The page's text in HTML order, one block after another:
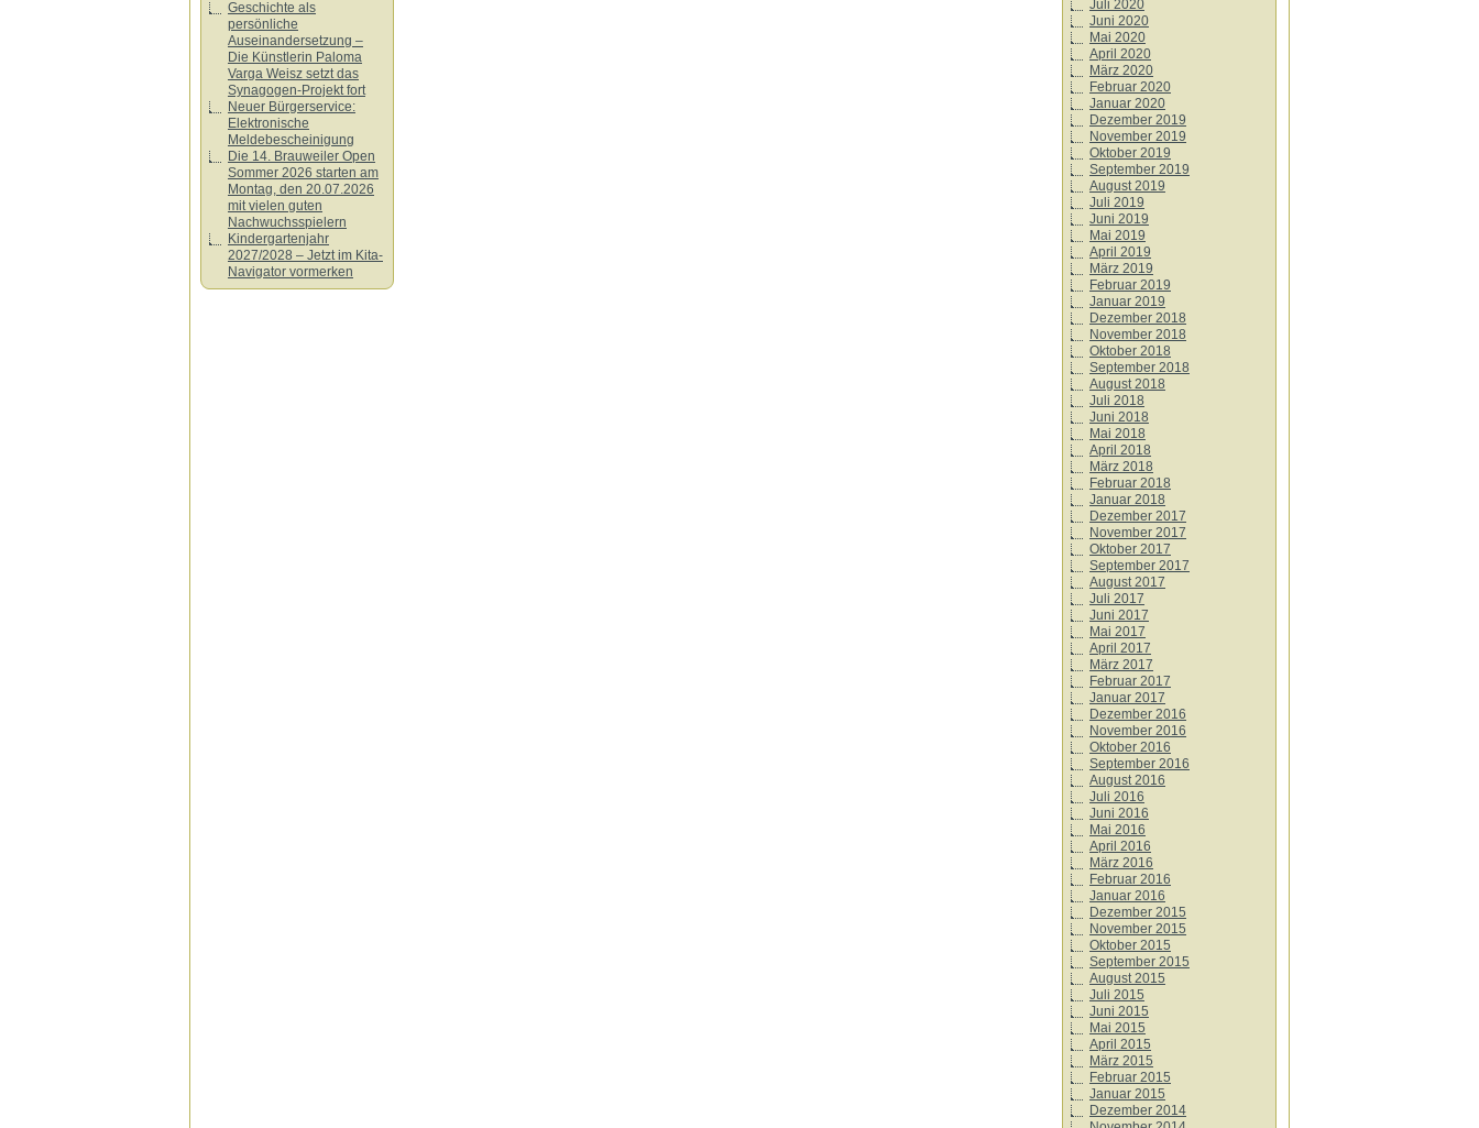
Geschichte als
persönliche
Auseinandersetzung –
Die Künstlerin Paloma
Varga Weisz setzt das
Synagogen-Projekt fort
Neuer Bürgerservice:
Elektronische
Meldebescheinigung
Die 14. Brauweiler Open
Sommer 2026 starten am
Montag, den 20.07.2026
mit vielen guten
Nachwuchsspielern
Kindergartenjahr
2027/2028 – Jetzt im Kita-
Navigator vormerken
Juli 2020
Juni 2020
Mai 2020
April 2020
März 2020
Februar 2020
Januar 2020
Dezember 2019
November 2019
Oktober 2019
September 2019
August 2019
Juli 2019
Juni 2019
Mai 2019
April 2019
März 2019
Februar 2019
Januar 2019
Dezember 2018
November 2018
Oktober 2018
September 2018
August 2018
Juli 2018
Juni 2018
Mai 2018
April 2018
März 2018
Februar 2018
Januar 2018
Dezember 2017
November 2017
Oktober 2017
September 2017
August 2017
Juli 2017
Juni 2017
Mai 2017
April 2017
März 2017
Februar 2017
Januar 2017
Dezember 2016
November 2016
Oktober 2016
September 2016
August 2016
Juli 2016
Juni 2016
Mai 2016
April 2016
März 2016
Februar 2016
Januar 2016
Dezember 2015
November 2015
Oktober 2015
September 2015
August 2015
Juli 2015
Juni 2015
Mai 2015
April 2015
März 2015
Februar 2015
Januar 2015
Dezember 2014